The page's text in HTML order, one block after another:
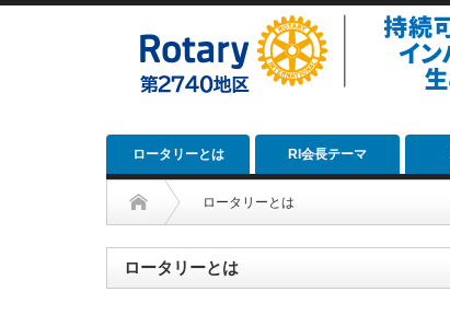
ロータリーとは RI会長テーマ
ロータリーとは
ロータリーとは